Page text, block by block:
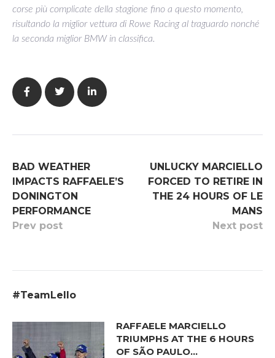
corse più complicate della stagione fino a questo momento,
risultando la miglior vettura di Rowe Racing al traguardo nonché
la seconda miglior BMW in classifica.
BAD WEATHER
IMPACTS RAFFAELE’S
DONINGTON
PERFORMANCE
Prev post
UNLUCKY MARCIELLO
FORCED TO RETIRE IN
THE 24 HOURS OF LE
MANS
Next post
#TeamLello
RAFFAELE MARCIELLO
TRIUMPHS AT THE 6 HOURS
OF SÃO PAULO…